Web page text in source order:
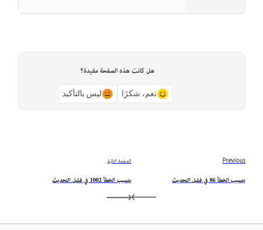
هل كانت هذه الصفحة مفيدة؟
نعم، شكرًا ليس بالتأكيد
Previous
يتسبب الخطأ 86 في فشل التحديث
الصفحة التالية
يتسبب الخطأ 1002 في فشل التحديث